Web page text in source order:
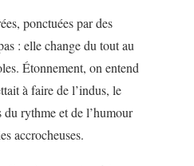
ponctuées par des
: elle change du tout au
Étonnement, on entend
à faire de l’indus, le
du rythme et de l’humour
accrocheuses.